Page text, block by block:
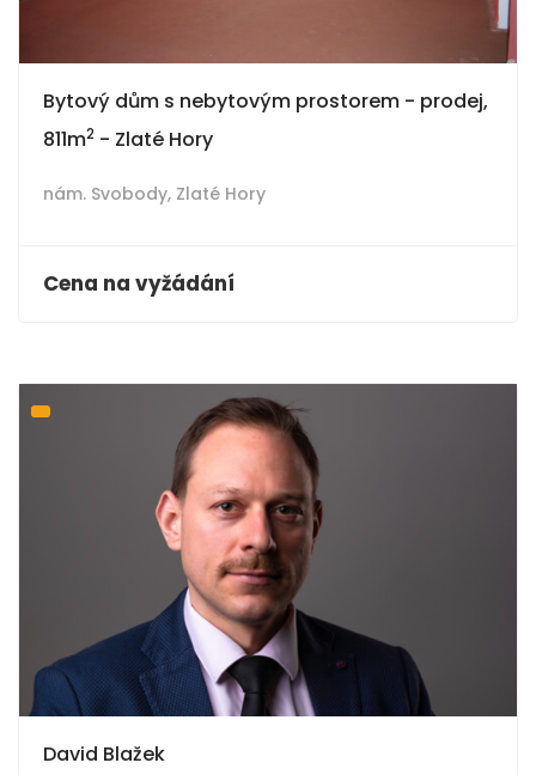
Bytový dům s nebytovým prostorem - prodej,
811m2 - Zlaté Hory
nám. Svobody, Zlaté Hory
Cena na vyžádání
David Blažek